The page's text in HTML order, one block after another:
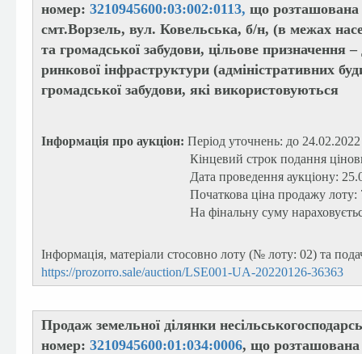
номер: 3210945600:03:002:0113, що розташована
смт.Ворзель, вул. Ковельська, б/н, (в межах
та громадської забудови, цільове призначення
ринкової інфраструктури (адміністративних
громадської забудови, які використовуються
Інформація про аукціон: Період уточнень: до
Кінцевий строк подання
Дата проведення аукціону:
Початкова ціна продажу
На фінальну суму
Інформація, матеріали стосовно лоту (№ лоту: 02) та
https://prozorro.sale/auction/LSE001-UA-20220126-36363
Продаж земельної ділянки
номер: 3210945600:01:034:0006, що розташована